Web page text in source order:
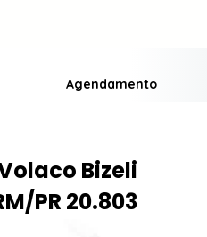
Agendamento
Bizeli
PR 20.803